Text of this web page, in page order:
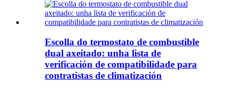
Escolla do termostato de combustible
dual axeitado: unha lista de
verificación de compatibilidade para
contratistas de climatización